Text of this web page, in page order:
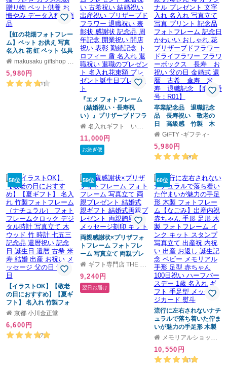
【虹の花畑フォトフレー
ム】ペット お供え 写真
名入れ 花 虹 ペット 仏具
ペット仏壇 犬 猫 うさぎ
ト供養 お悔やみ データ
入稿型商品
makusaku giftshop ギフトモール店
5,980円
(1)
『エメ フォトフレーム
（結婚祝い・長寿祝
い）』プリザーブドフラ
ワー フォトフレーム プ
祝い 結婚祝い 出産祝い
プリザーブドフラワー
退職祝い 表彰状 感謝状
い 開店祝い 表彰 勤続記
念 トロフィー 盾 名入れ
退職祝い 退職のプレゼ
ント 名入れ花束額 プレ
ゼント誕生日プレゼント
名入れギフト いろは屋
11,000円
お急ぎ便
卒業記念品 退職記念
品 長寿祝い 敬老の
日 高級感 竹製 木
製 時計 ギフト 母親 お
レゼント 文字入れ 名入
れ 写真立て 写真 プリン
ム 記念日 かわいい おし
ゃれ 花 プリザーブドフ
ラワー ドライフラワー
フラワーボックス 長
寿 お祝い 父の日 金婚
式 還暦 古希 傘寿
米寿 退職記念 【商品
番号：R01】
GiFTY -ギフティ-
5,980円
(8)
58位
【イラストOK】【敬老
の日におすすめ】【夏ギ
フト】 名入れ 竹製フォ
トフレーム（ナチュラ
ロック デジタル時計 写
真立て 木 ウッド 竹 時計
京都 小川金正堂
6,600円
(7)
59位
両親感謝状×プリザフォ
トフレーム フォトフレ
ーム 写真立て 両親プレ
ゼント 結婚式 親ギフト
両親贈呈品 メッセージ
刻印 ギフト
ギフト専門店 THE WOW
9,240円
翌日お届け
60位
流行に左右されないナチ
ュラルで落ち着いた佇ま
いが魅力の手足形 木製
フォトフレーム【なご
手形 足形 木製 フォトフ
レーム インク キット ス
メモリアルショップ フォーユー
10,550円
(1)